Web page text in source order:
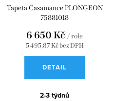
Tapeta Casamance PLONGEON
75881018
5 495,87 Kč bez DPH
6 650 Kč / role
DETAIL
2-3 týdnů